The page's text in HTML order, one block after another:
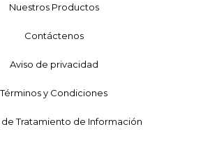
Nuestros Productos
Contáctenos
Aviso de privacidad
Términos y Condiciones
Tratamiento de Información